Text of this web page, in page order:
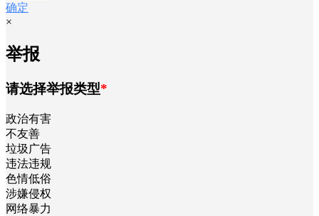
确定
×
举报
请选择举报类型*
政治有害
不友善
垃圾广告
违法违规
色情低俗
涉嫌侵权
网络暴力